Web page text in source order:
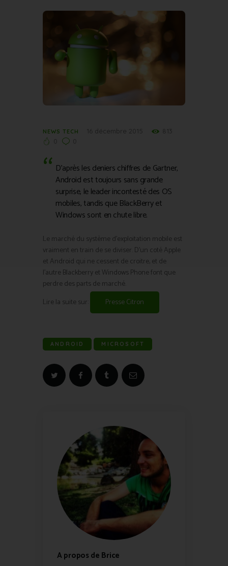
NEWS TECH
D’après les deniers chiffres de Gartner,
Android est toujours sans grande
surprise, le leader incontesté des OS
mobiles, tandis que BlackBerry et
Windows sont en chute libre.
Le marché du système d’exploitation mobile est
vraiment en train de se diviser. D’un coté Apple
et Android qui ne cessent de croitre, et de
l’autre Blackberry et Windows Phone font que
perdre des parts de marché.
Lire la suite sur:
Presse Citron
ANDROID MICROSOFT
A propos de Brice